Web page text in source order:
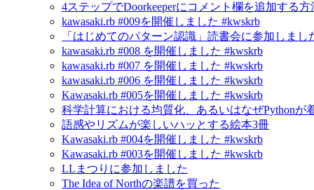
4ステップでDoorkeeperにコメント欄を追加する方
kawasaki.rb #009を開催しました #kwskrb
「はじめてのパターン認識」読書会に参加しまし
kawasaki.rb #008 を開催しました #kwskrb
kawasaki.rb #007 を開催しました #kwskrb
kawasaki.rb #006 を開催しました #kwskrb
Kawasaki.rb #005を開催しました #kwskrb
科学計算における均質化、あるいはなぜPython
語感やリズムが楽しいハッとする絵本3冊
Kawasaki.rb #004を開催しました #kwskrb
Kawasaki.rb #003を開催しました #kwskrb
LLまつりに参加しました
The Idea of Northの楽譜を買った